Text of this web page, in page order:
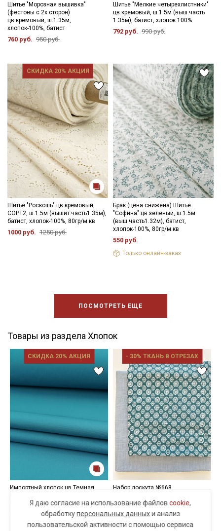
Шитье "Морозная вышивка"
(фестоны с 2х сторон)
цв.кремовый, ш.1.35м,
хлопок-100%, батист
760 руб. 950 руб.
Шитье "Мелкие четырехлистники"
цв.кремовый, ш.1.5м (выш.часть
1.35м), батист, хлопок 100%
792 руб. 990 руб.
СКИДКА 20% АКЦИЯ
Шитье "Роскошь" цв.кремовый,
СОРТ2, ш.1.5м (вышит.часть1.35м),
батист, хлопок-100%, 80гр/м.кв
1000 руб. 1250 руб.
Брак (цена снижена) Шитье
"Софина" цв.зеленый, ш.1.5м
(выш.часть1.32м), батист,
хлопок-100%, 80гр/м.кв
550 руб.
Только онлайн-заказ
ПОСМОТРЕТЬ ЕЩЕ
Товары из раздела Хлопок
СКИДКА 20% АКЦИЯ
Импортный хлопок цв.Темная
115гр/м.кв
420 руб.
- 30% ТКАНЬ В ОТРЕЗАХ
Набор лоскута №668
1350 руб.
Только онлайн-заказ
Я даю согласие на использование файловcookie,
обработкуперсональных данныхи анализ
пользовательской активности с помощью сервиса